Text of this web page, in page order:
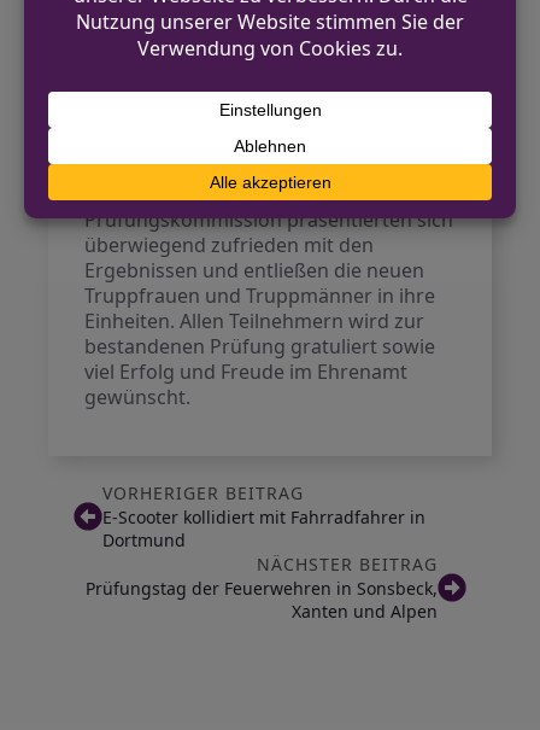
besonders bemerkenswert.
Bürgermeister der drei Kommunen
interessiert und lobten das Engagement
der neuen Einsatzkräfte sowie das
Ausbildungs-Team.
Die Lehrgangsleitung und die
Prüfungskommission präsentierten sich
überwiegend zufrieden mit den
Ergebnissen und entließen die neuen
Truppfrauen und Truppmänner in ihre
Einheiten. Allen Teilnehmern wird zur
bestandenen Prüfung gratuliert sowie
viel Erfolg und Freude im Ehrenamt
gewünscht.
VORHERIGER BEITRAG
E-Scooter kollidiert mit Fahrradfahrer in
Dortmund
NÄCHSTER BEITRAG
Prüfungstag der Feuerwehren in Sonsbeck,
Xanten und Alpen